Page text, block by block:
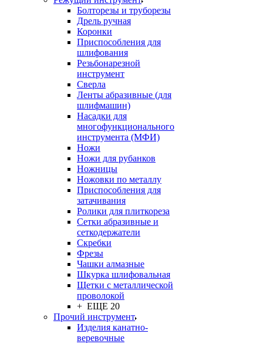
Болторезы и труборезы
Дрель ручная
Коронки
Приспособления для
шлифования
Резьбонарезной
инструмент
Сверла
Ленты абразивные (для
шлифмашин)
Насадки для
многофункционального
инструмента (МФИ)
Ножи
Ножи для рубанков
Ножницы
Ножовки по металлу
Приспособления для
затачивания
Ролики для плиткореза
Сетки абразивные и
сеткодержатели
Скребки
Фрезы
Чашки алмазные
Шкурка шлифовальная
Щетки с металлической
проволокой
+ ЕЩЕ 20
Прочий инструмент
Изделия канатно-
веревочные